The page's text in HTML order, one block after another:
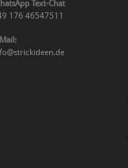
Text-Chat
176 46547511
Mail: